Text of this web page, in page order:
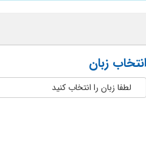
انتخاب زبان
لطفا زبان را انتخاب کنید